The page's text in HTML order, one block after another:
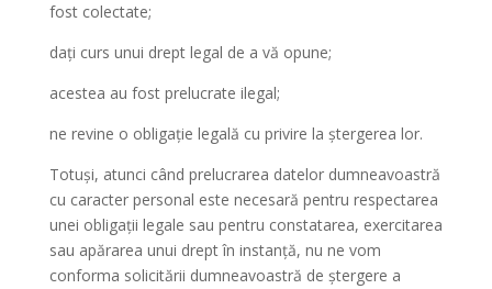
fost colectate;
dați curs unui drept legal de a vă opune;
acestea au fost prelucrate ilegal;
ne revine o obligație legală cu privire la ștergerea lor.
Totuși, atunci când prelucrarea datelor dumneavoastră
cu caracter personal este necesară pentru respectarea
unei obligații legale sau pentru constatarea, exercitarea
sau apărarea unui drept în instanță, nu ne vom
conforma solicitării dumneavoastră de ștergere a